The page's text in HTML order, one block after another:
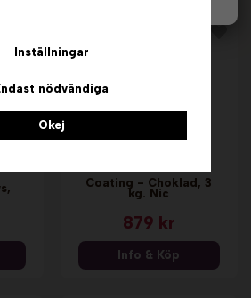
Coating - Choklad, 3
kg. Nic
879 kr
Info & Köp
Inställningar
nödvändiga
Okej